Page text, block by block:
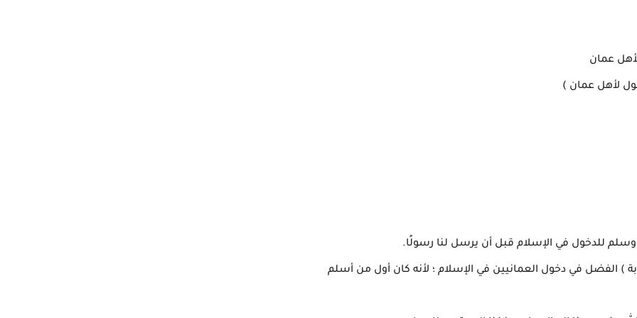
عمان
لأهل عمان )
وسلم للدخول في الإسلام قبل أن يرسل لنا رسولًا.
) الفضل في دخول العمانيين في الإسلام ؛ لأنه كان أول من أسلم